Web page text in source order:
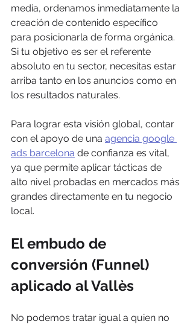
media, ordenamos inmediatamente la
creación de contenido específico
para posicionarla de forma orgánica.
Si tu objetivo es ser el referente
absoluto en tu sector, necesitas estar
arriba tanto en los anuncios como en
los resultados naturales.
Para lograr esta visión global, contar
con el apoyo de una agencia google
ads barcelona de confianza es vital,
ya que permite aplicar tácticas de
alto nivel probadas en mercados más
grandes directamente en tu negocio
local.
El embudo de
conversión (Funnel)
aplicado al Vallès
No podemos tratar igual a quien no